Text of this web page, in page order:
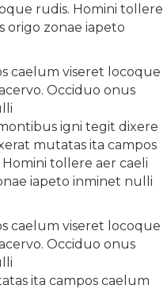
rudis. Homini tollere
origo zonae iapeto
caelum viseret locoque
Occiduo onus
igni tegit dixere
mutatas ita campos
tollere aer caeli
iapeto inminet nulli
caelum viseret locoque
Occiduo onus
ita campos caelum